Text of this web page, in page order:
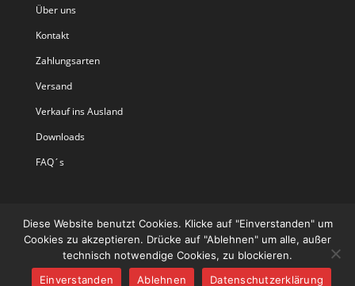
Über uns
Kontakt
Zahlungsarten
Versand
Verkauf ins Ausland
Downloads
FAQ´s
Designed by Designers Inn| Powered byWordPress
Diese Website benutzt Cookies. Klicke auf "Einverstanden" um
Cookies zu akzeptieren. Drücke auf "Ablehnen" um alle, außer
technisch notwendige Cookies, zu blockieren.
Einverstanden
Ablehnen Datenschutzerklärung